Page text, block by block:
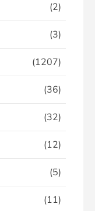
(2)
(3)
(1207)
(36)
(32)
(12)
(5)
(11)